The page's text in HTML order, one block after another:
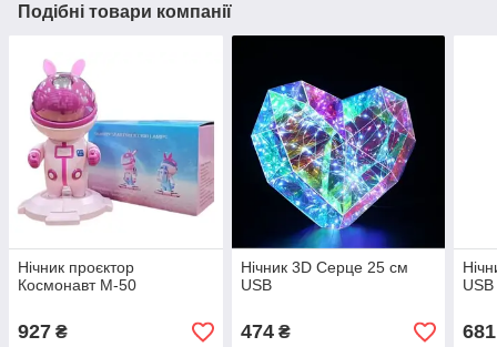
Подібні товари компанії
Нічник проєктор
Космонавт М-50
927 ₴
Нічник 3D Серце 25 см
USB
474₴
USB
681